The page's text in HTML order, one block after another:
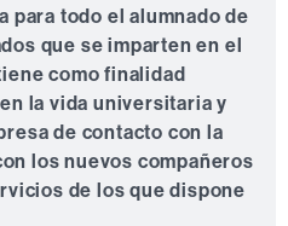
para todo el alumnado de
que se imparten en el
como finalidad
la vida universitaria y
de contacto con la
los nuevos compañeros
de los que dispone